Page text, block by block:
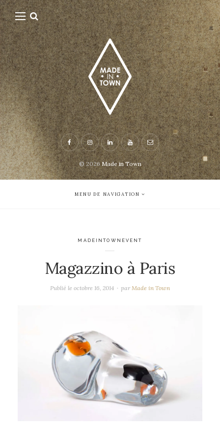
© 2026Made in Town
MENU DE NAVIGATION
MADEINTOWNEVENT
Magazzino à Paris
Publié leoctobre 16, 2014 parMade in Town